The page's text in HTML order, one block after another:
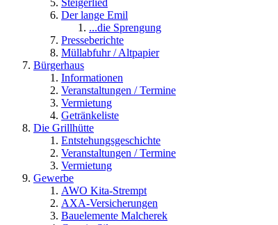
Steigerlied
Der lange Emil
...die Sprengung
Presseberichte
Müllabfuhr / Altpapier
Bürgerhaus
Informationen
Veranstaltungen / Termine
Vermietung
Getränkeliste
Die Grillhütte
Entstehungsgeschichte
Veranstaltungen / Termine
Vermietung
Gewerbe
AWO Kita-Strempt
AXA-Versicherungen
Bauelemente Malcherek